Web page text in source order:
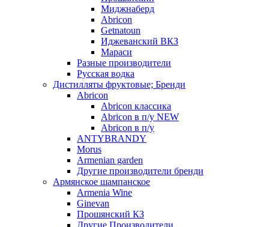
Миджнаберд
Abricon
Getnatoun
Иджеванский ВКЗ
Мараси
Разные производители
Русская водка
Дистилляты фруктовые; Бренди
Abricon
Abricon классика
Abricon в п/у NEW
Abricon в п/у
ANTYBRANDY
Morus
Armenian garden
Другие производители бренди
Армянское шампанское
Armenia Wine
Ginevan
Прошянский КЗ
Другие Производители